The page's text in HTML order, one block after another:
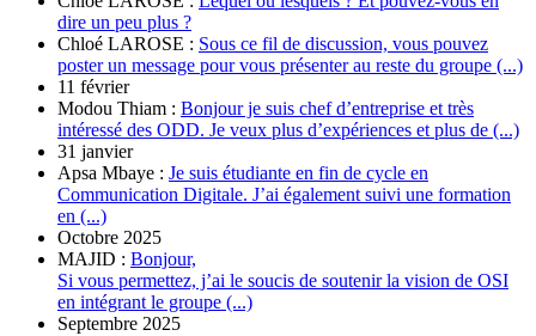
dire un peu plus ?
Chloé LAROSE : Sous ce fil de discussion, vous pouvez
poster un message pour vous présenter au reste du groupe (...)
11 février
Modou Thiam : Bonjour je suis chef d’entreprise et très
intéressé des ODD. Je veux plus d’expériences et plus de (...)
31 janvier
Apsa Mbaye : Je suis étudiante en fin de cycle en
Communication Digitale. J’ai également suivi une formation
en (...)
Octobre 2025
MAJID : Bonjour,
Si vous permettez, j’ai le soucis de soutenir la vision de OSI
en intégrant le groupe (...)
Septembre 2025